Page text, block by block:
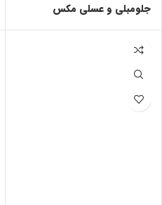
جلومبلی و عسلی مکس